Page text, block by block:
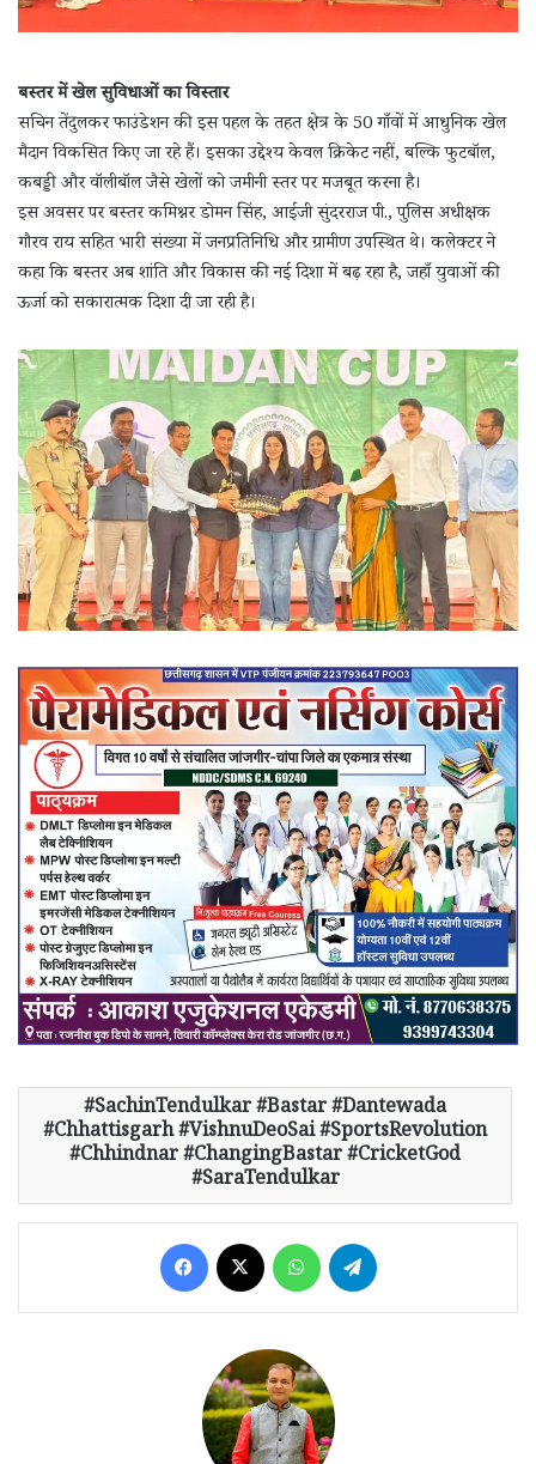
बस्तर में खेल सुविधाओं का विस्तार
सचिन तेंदुलकर फाउंडेशन की इस पहल के तहत क्षेत्र के 50 गाँवों में आधुनिक खेल
मैदान विकसित किए जा रहे हैं। इसका उद्देश्य केवल क्रिकेट नहीं, बल्कि फुटबॉल,
कबड्डी और वॉलीबॉल जैसे खेलों को जमीनी स्तर पर मजबूत करना है।
इस अवसर पर बस्तर कमिश्नर डोमन सिंह, आईजी सुंदरराज पी., पुलिस अधीक्षक
गौरव राय सहित भारी संख्या में जनप्रतिनिधि और ग्रामीण उपस्थित थे। कलेक्टर ने
कहा कि बस्तर अब शांति और विकास की नई दिशा में बढ़ रहा है, जहाँ युवाओं की
ऊर्जा को सकारात्मक दिशा दी जा रही है।
SachinTendulkar #Bastar #Dantewada
#Chhattisgarh #VishnuDeoSai #SportsRevolution
#Chhindnar #ChangingBastar #CricketGod
#SaraTendulkar
Facebook WhatsApp